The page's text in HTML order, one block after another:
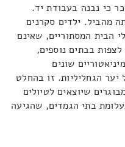
כי נבנה בעבודת יד.
מהביל. ילדים סקרנים
הבית המסתוריים, שאינם
בבתים נוספים,
שונים
הגחליליות. זו בהחלט
שיוצאים לטיולים
בתי הגמדים, שהגיעה